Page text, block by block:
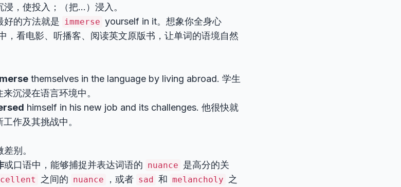
浸，使投入；（把…）浸入。
好的方法就是 immerse yourself in it。想象你全身心
，看电影、听播客、阅读英文原版书，让单词的语境自然
themselves in the language by living abroad. 学生
沉浸在语言环境中。
himself in his new job and its challenges. 他很快就
作及其挑战中。
别。
或口语中，能够捕捉并表达词语的 nuance 是高分的关
之间的 nuance ，或者 sad 和 melancholy
之